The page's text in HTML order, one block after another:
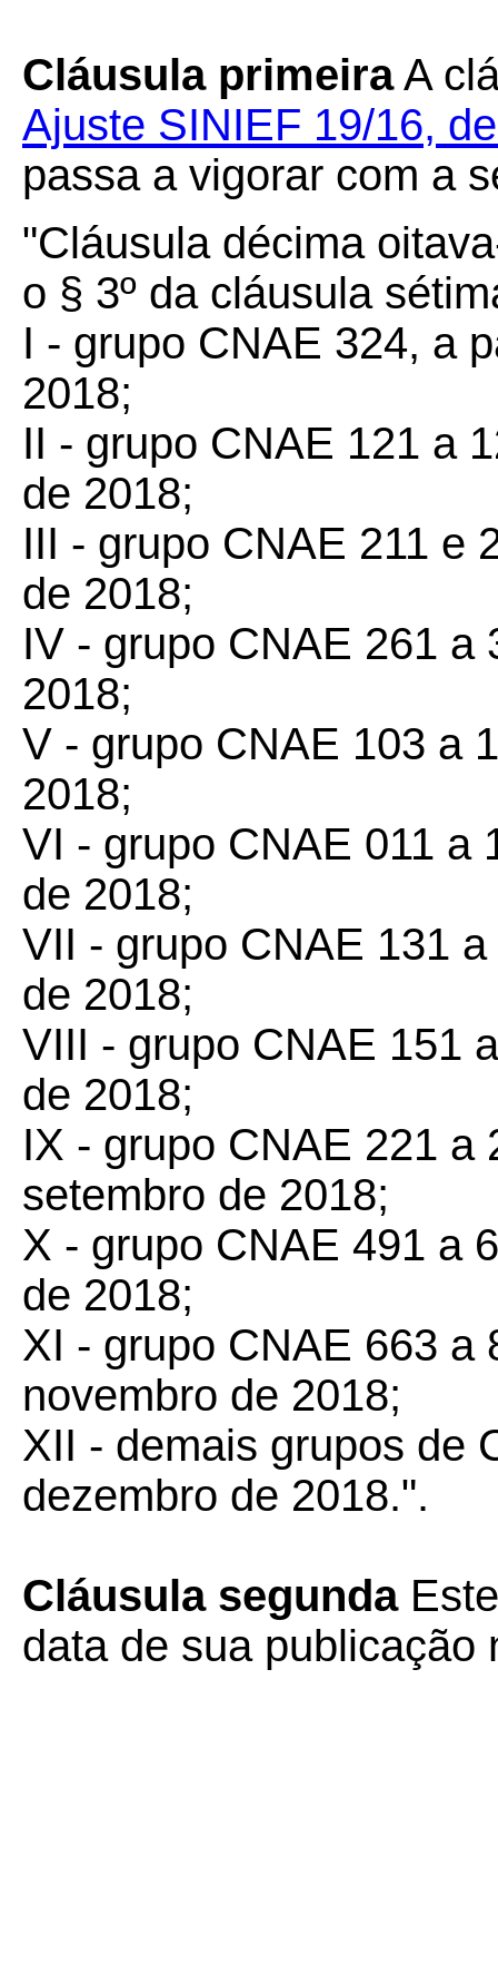
Cláusula primeiraA
Ajuste SINIEF 19/16,
passa a vigorar com a
"Cláusula décima
o § 3º da cláusula
I - grupo CNAE 324, a
2018;
II - grupo CNAE 121 a
de 2018;
III - grupo CNAE 211 e
de 2018;
IV - grupo CNAE 261 a
2018;
V - grupo CNAE 103 a
2018;
VI - grupo CNAE 011 a
de 2018;
VII - grupo CNAE 131
de 2018;
VIII - grupo CNAE 151
de 2018;
IX - grupo CNAE 221 a
setembro de 2018;
X - grupo CNAE 491 a
de 2018;
XI - grupo CNAE 663 a
novembro de 2018;
XII - demais grupos de
dezembro de 2018.".
Cláusula segunda
data de sua publicação